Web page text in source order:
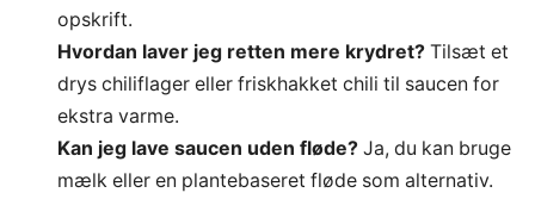
opskrift.
Hvordan laver jeg retten mere krydret? Tilsæt et
drys chiliflager eller friskhakket chili til saucen for
ekstra varme.
Kan jeg lave saucen uden fløde? Ja, du kan bruge
mælk eller en plantebaseret fløde som alternativ.